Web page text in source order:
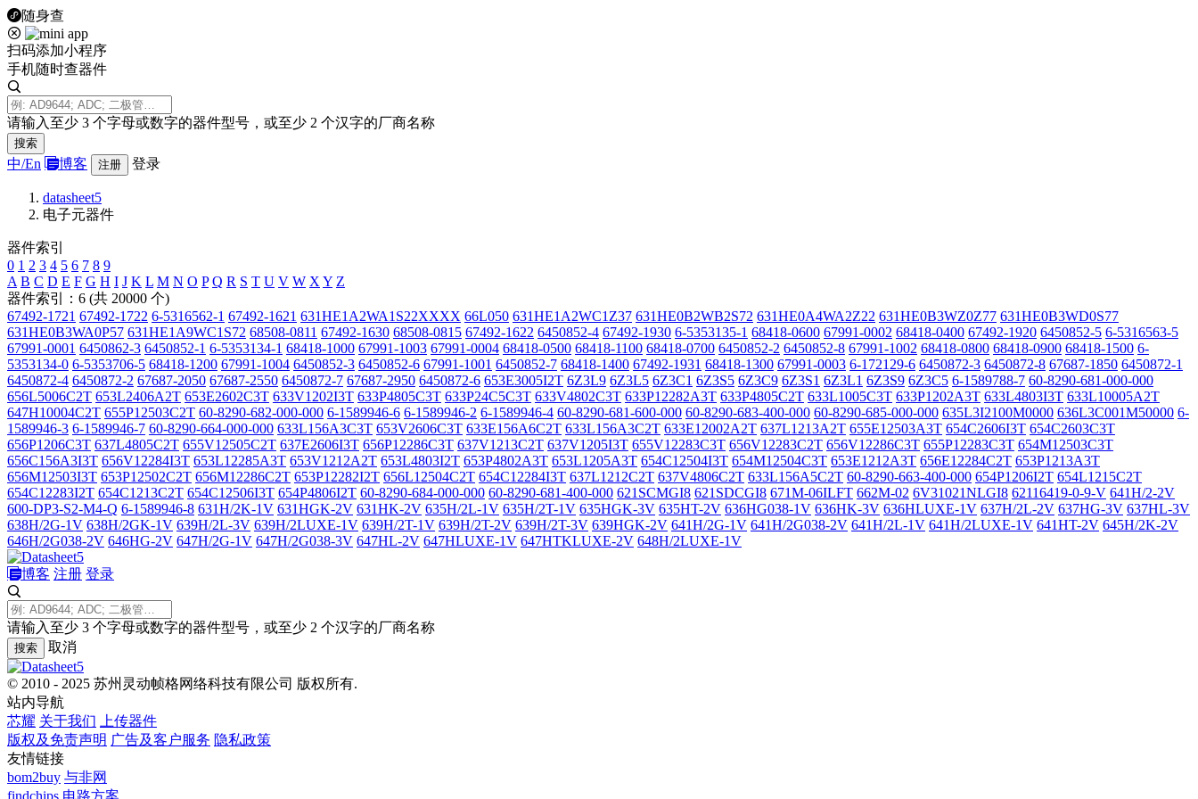
随身查
扫码添加小程序
手机随时查器件
请输入至少 3 个字母或数字的器件型号，或至少 2 个汉字的厂商名称
搜索
中/En 博客 注册 登录
datasheet5
电子元器件
器件索引
0 1 2 3 4 5 6 7 8 9
A B C D E F G H I J K L M N O P Q R S T U V W X Y Z
器件索引：6 (共 20000 个)
67492-1721 67492-1722 6-5316562-1 67492-1621 631HE1A2WA1S22XXXX 66L050 631HE1A2WC1Z37 631HE0B2WB2S72 631HE0A4WA2Z22 631HE0B3WZ0Z77 631HE0B3WD0S77
631HE0B3WA0P57 631HE1A9WC1S72 68508-0811 67492-1630 68508-0815 67492-1622 6450852-4 67492-1930 6-5353135-1 68418-0600 67991-0002 68418-0400 67492-1920 6450852-5 6-5316563-5
67991-0001 6450862-3 6450852-1 6-5353134-1 68418-1000 67991-1003 67991-0004 68418-0500 68418-1100 68418-0700 6450852-2 6450852-8 67991-1002 68418-0800 68418-0900 68418-1500 6-
5353134-0 6-5353706-5 68418-1200 67991-1004 6450852-3 6450852-6 67991-1001 6450852-7 68418-1400 67492-1931 68418-1300 67991-0003 6-172129-6 6450872-3 6450872-8 67687-1850 6450872-1
6450872-4 6450872-2 67687-2050 67687-2550 6450872-7 67687-2950 6450872-6 653E3005I2T 6Z3L9 6Z3L5 6Z3C1 6Z3S5 6Z3C9 6Z3S1 6Z3L1 6Z3S9 6Z3C5 6-1589788-7 60-8290-681-000-000
656L5006C2T 653L2406A2T 653E2602C3T 633V1202I3T 633P4805C3T 633P24C5C3T 633V4802C3T 633P12282A3T 633P4805C2T 633L1005C3T 633P1202A3T 633L4803I3T 633L10005A2T
647H10004C2T 655P12503C2T 60-8290-682-000-000 6-1589946-6 6-1589946-2 6-1589946-4 60-8290-681-600-000 60-8290-683-400-000 60-8290-685-000-000 635L3I2100M0000 636L3C001M50000 6-
1589946-3 6-1589946-7 60-8290-664-000-000 633L156A3C3T 653V2606C3T 633E156A6C2T 633L156A3C2T 633E12002A2T 637L1213A2T 655E12503A3T 654C2606I3T 654C2603C3T
656P1206C3T 637L4805C2T 655V12505C2T 637E2606I3T 656P12286C3T 637V1213C2T 637V1205I3T 655V12283C3T 656V12283C2T 656V12286C3T 655P12283C3T 654M12503C3T
656C156A3I3T 656V12284I3T 653L12285A3T 653V1212A2T 653L4803I2T 653P4802A3T 653L1205A3T 654C12504I3T 654M12504C3T 653E1212A3T 656E12284C2T 653P1213A3T
656M12503I3T 653P12502C2T 656M12286C2T 653P12282I2T 656L12504C2T 654C12284I3T 637L1212C2T 637V4806C2T 633L156A5C2T 60-8290-663-400-000 654P1206I2T 654L1215C2T
654C12283I2T 654C1213C2T 654C12506I3T 654P4806I2T 60-8290-684-000-000 60-8290-681-400-000 621SCMGI8 621SDCGI8 671M-06ILFT 662M-02 6V31021NLGI8 62116419-0-9-V 641H/2-2V
600-DP3-S2-M4-Q 6-1589946-8 631H/2K-1V 631HGK-2V 631HK-2V 635H/2L-1V 635H/2T-1V 635HGK-3V 635HT-2V 636HG038-1V 636HK-3V 636HLUXE-1V 637H/2L-2V 637HG-3V 637HL-3V
638H/2G-1V 638H/2GK-1V 639H/2L-3V 639H/2LUXE-1V 639H/2T-1V 639H/2T-2V 639H/2T-3V 639HGK-2V 641H/2G-1V 641H/2G038-2V 641H/2L-1V 641H/2LUXE-1V 641HT-2V 645H/2K-2V
646H/2G038-2V 646HG-2V 647H/2G-1V 647H/2G038-3V 647HL-2V 647HLUXE-1V 647HTKLUXE-2V 648H/2LUXE-1V
博客 注册 登录
请输入至少 3 个字母或数字的器件型号，或至少 2 个汉字的厂商名称
搜索 取消
© 2010 - 2025 苏州灵动帧格网络科技有限公司 版权所有.
站内导航
芯耀 关于我们
上传器件
版权及免责声明 广告及客户服务 隐私政策
友情链接
bom2buy 与非网
findchips 电路方案